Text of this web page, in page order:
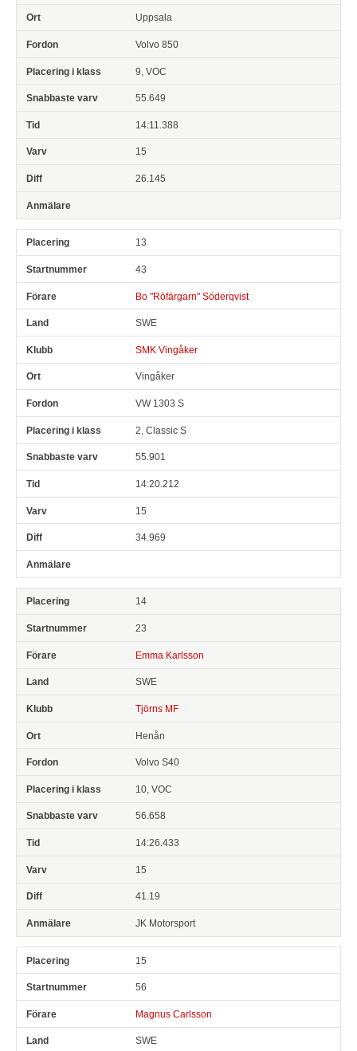
Uppsala
Volvo 850
9, VOC
55.649
14:11.388
15
26.145
13
43
Bo "Röfärgarn" Söderqvist
SWE
SMK Vingåker
Vingåker
VW 1303 S
2, Classic S
55.901
14:20.212
15
34.969
14
23
Emma Karlsson
SWE
Tjörns MF
Henån
Volvo S40
10, VOC
56.658
14:26.433
15
41.19
JK Motorsport
15
56
Magnus Carlsson
SWE